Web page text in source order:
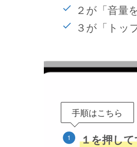
２が「音量
３が「トッ
手順はこちら
１を押し